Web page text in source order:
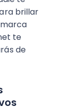
brillar
te
de